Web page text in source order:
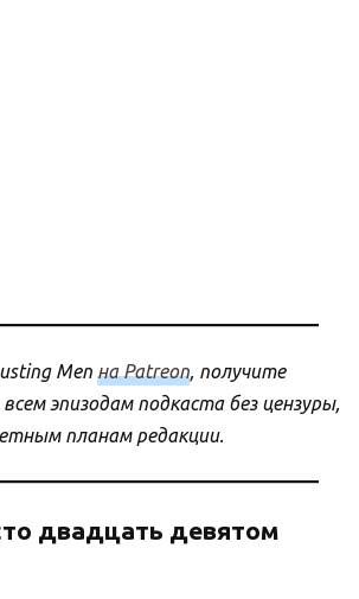
Men на Patreon, получите
эпизодам подкаста без цензуры,
планам редакции.
двадцать девятом